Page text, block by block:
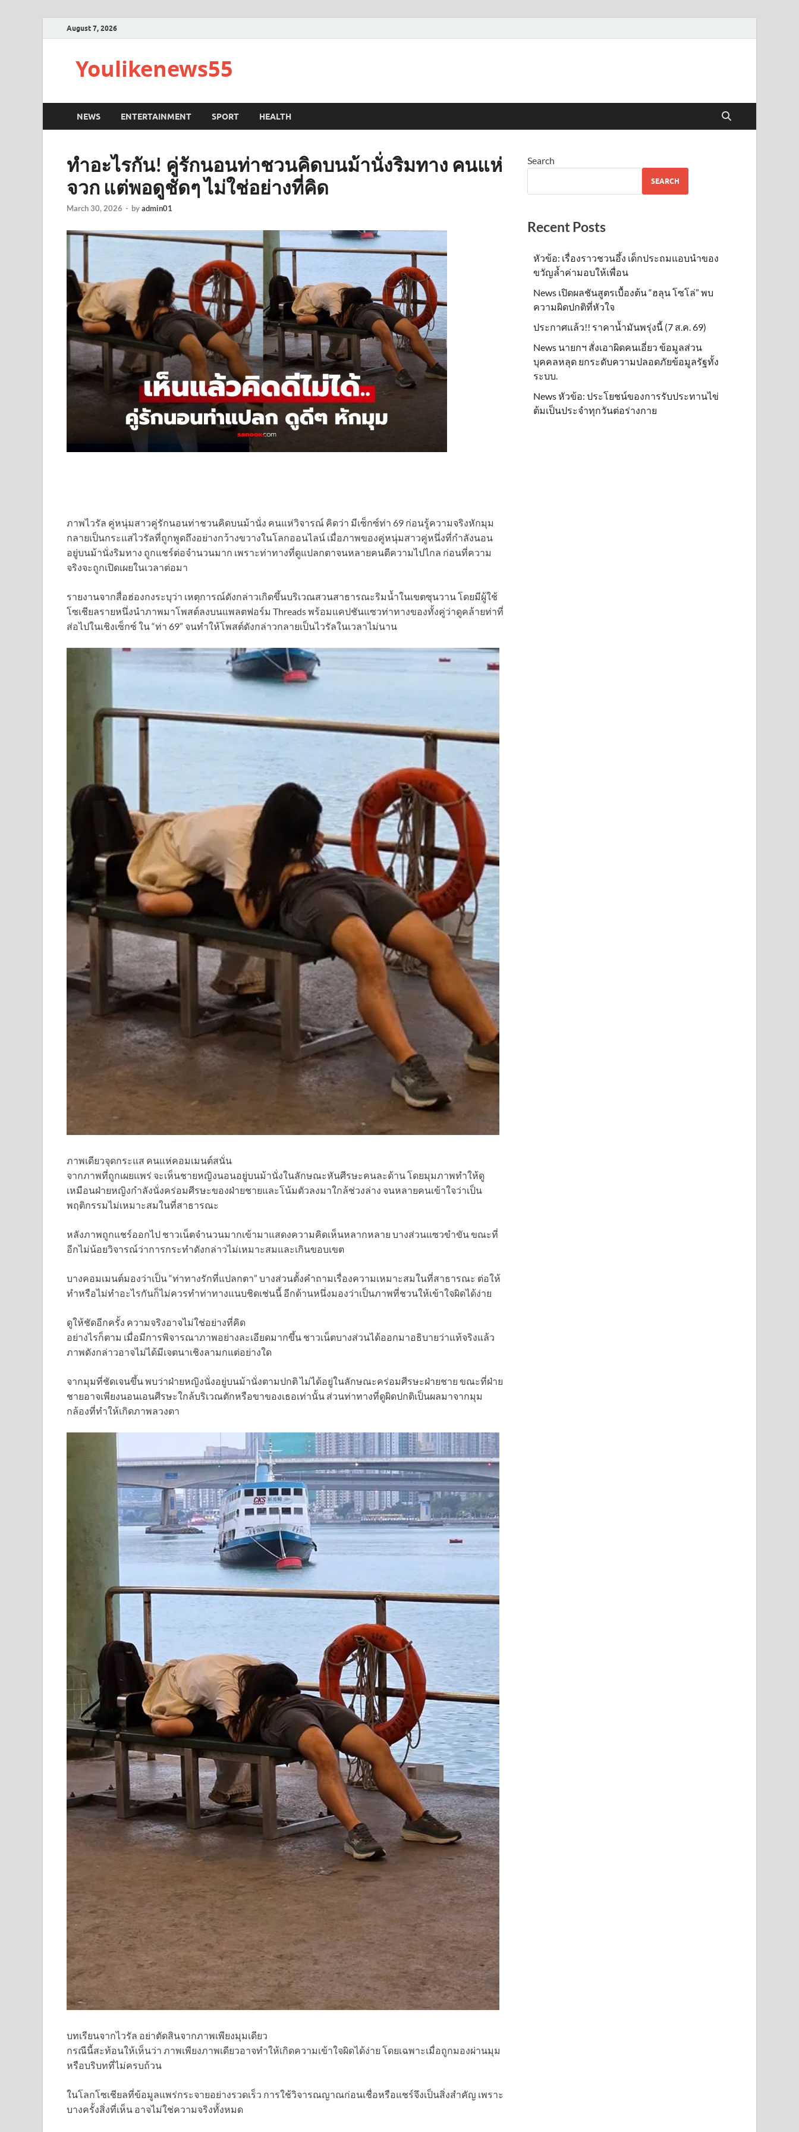
August 7, 2026
Youlikenews55
NEWS ENTERTAINMENT SPORT HEALTH
ทำอะไรกัน! คู่รักนอนท่าชวนคิดบนม้านั่งริมทาง คนแห่
จวก แต่พอดูชัดๆ ไม่ใช่อย่างที่คิด
March 30, 2026 - byadmin01
ภาพไวรัล คู่หนุ่มสาวคู่รักนอนท่าชวนคิดบนม้านั่ง คนแห่วิจารณ์ คิดว่า มีเซ็กซ์ท่า 69 ก่อนรู้ความจริงหักมุม
กลายเป็นกระแสไวรัลที่ถูกพูดถึงอย่างกว้างขวางในโลกออนไลน์ เมื่อภาพของคู่หนุ่มสาวคู่หนึ่งที่กำลังนอน
อยู่บนม้านั่งริมทาง ถูกแชร์ต่อจำนวนมาก เพราะท่าทางที่ดูแปลกตาจนหลายคนตีความไปไกล ก่อนที่ความ
จริงจะถูกเปิดเผยในเวลาต่อมา
รายงานจากสื่อฮ่องกงระบุว่า เหตุการณ์ดังกล่าวเกิดขึ้นบริเวณสวนสาธารณะริมน้ำในเขตซุนวาน โดยมีผู้ใช้
โซเชียลรายหนึ่งนำภาพมาโพสต์ลงบนแพลตฟอร์ม Threads พร้อมแคปชันแซวท่าทางของทั้งคู่ว่าดูคล้ายท่าที่
ส่อไปในเชิงเซ็กซ์ ใน “ท่า 69” จนทำให้โพสต์ดังกล่าวกลายเป็นไวรัลในเวลาไม่นาน
ภาพเดียวจุดกระแส คนแห่คอมเมนต์สนั่น
จากภาพที่ถูกเผยแพร่ จะเห็นชายหญิงนอนอยู่บนม้านั่งในลักษณะหันศีรษะคนละด้าน โดยมุมภาพทำให้ดู
เหมือนฝ่ายหญิงกำลังนั่งคร่อมศีรษะของฝ่ายชายและโน้มตัวลงมาใกล้ช่วงล่าง จนหลายคนเข้าใจว่าเป็น
พฤติกรรมไม่เหมาะสมในที่สาธารณะ
หลังภาพถูกแชร์ออกไป ชาวเน็ตจำนวนมากเข้ามาแสดงความคิดเห็นหลากหลาย บางส่วนแซวขำขัน ขณะที่
อีกไม่น้อยวิจารณ์ว่าการกระทำดังกล่าวไม่เหมาะสมและเกินขอบเขต
บางคอมเมนต์มองว่าเป็น “ท่าทางรักที่แปลกตา” บางส่วนตั้งคำถามเรื่องความเหมาะสมในที่สาธารณะ ต่อให้
ทำหรือไม่ทำอะไรกันก็ไม่ควรทำท่าทางแนบชิดเช่นนี้ อีกด้านหนึ่งมองว่าเป็นภาพที่ชวนให้เข้าใจผิดได้ง่าย
ดูให้ชัดอีกครั้ง ความจริงอาจไม่ใช่อย่างที่คิด
อย่างไรก็ตาม เมื่อมีการพิจารณาภาพอย่างละเอียดมากขึ้น ชาวเน็ตบางส่วนได้ออกมาอธิบายว่าแท้จริงแล้ว
ภาพดังกล่าวอาจไม่ได้มีเจตนาเชิงลามกแต่อย่างใด
จากมุมที่ชัดเจนขึ้น พบว่าฝ่ายหญิงนั่งอยู่บนม้านั่งตามปกติ ไม่ได้อยู่ในลักษณะคร่อมศีรษะฝ่ายชาย ขณะที่ฝ่าย
ชายอาจเพียงนอนเอนศีรษะใกล้บริเวณตักหรือขาของเธอเท่านั้น ส่วนท่าทางที่ดูผิดปกติเป็นผลมาจากมุม
กล้องที่ทำให้เกิดภาพลวงตา
บทเรียนจากไวรัล อย่าตัดสินจากภาพเพียงมุมเดียว
กรณีนี้สะท้อนให้เห็นว่า ภาพเพียงภาพเดียวอาจทำให้เกิดความเข้าใจผิดได้ง่าย โดยเฉพาะเมื่อถูกมองผ่านมุม
หรือบริบทที่ไม่ครบถ้วน
ในโลกโซเชียลที่ข้อมูลแพร่กระจายอย่างรวดเร็ว การใช้วิจารณญาณก่อนเชื่อหรือแชร์จึงเป็นสิ่งสำคัญ เพราะ
บางครั้งสิ่งที่เห็น อาจไม่ใช่ความจริงทั้งหมด
Search
SEARCH
Recent Posts
หัวข้อ: เรื่องราวชวนอึ้ง เด็กประถมแอบนำของ
ขวัญล้ำค่ามอบให้เพื่อน
News เปิดผลชันสูตรเบื้องต้น “ฮลุน โซโล่” พบ
ความผิดปกติที่หัวใจ
ประกาศแล้ว!! ราคาน้ำมันพรุ่งนี้ (7 ส.ค. 69)
News นายกฯ สั่งเอาผิดคนเอี่ยว ข้อมูลส่วน
บุคคลหลุด ยกระดับความปลอดภัยข้อมูลรัฐทั้ง
ระบบ.
News หัวข้อ: ประโยชน์ของการรับประทานไข่
ต้มเป็นประจำทุกวันต่อร่างกาย